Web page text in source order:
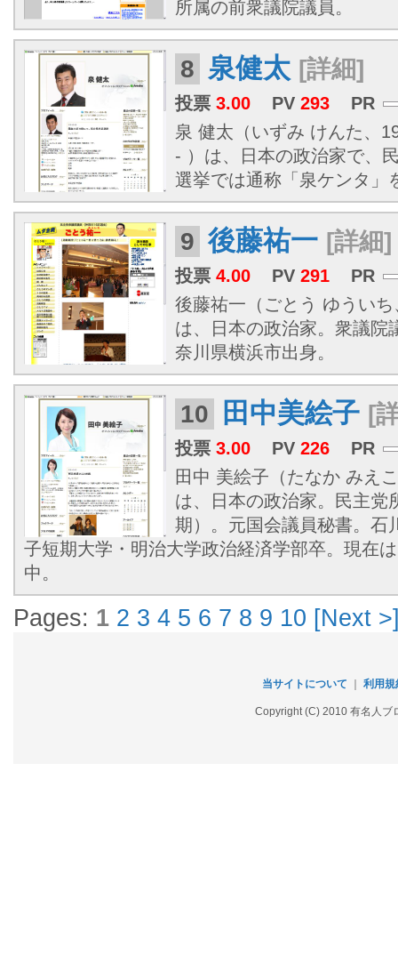
所属の前衆議院議員。
8 泉健太 [詳細]
投票 3.00 PV 293
PR
泉 健太（いずみ けんた、
- ）は、日本の政治家で、
選挙では通称「泉ケンタ」
9 後藤祐一 [詳細]
投票 4.00 PV 291
PR
後藤祐一（ごとう ゆうい
は、日本の政治家。衆議院
奈川県横浜市出身。
10 田中美絵子 [
投票 3.00 PV 226
PR
田中 美絵子（たなか みえ
は、日本の政治家。民主党
期）。元国会議員秘書。石
子短期大学・明治大学政治経済学部卒。現在
中。
Pages: 1 2 3 4 5 6 7 8 9 10 [Next
当サイトについて 利用規
Copyright (C) 2010 有名人ブ